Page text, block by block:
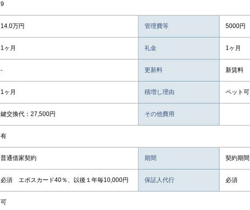
9
14.0万円 管理費等 5000円
1ヶ月 礼金 1ヶ月
- 更新料 新賃料
1ヶ月 積増し理由 ペット可
鍵交換代：27,500円 その他費用
有
普通借家契約 期間 契約期
必須 エポスカード40％、以後１年毎10,000円 保証人代行 必須
可